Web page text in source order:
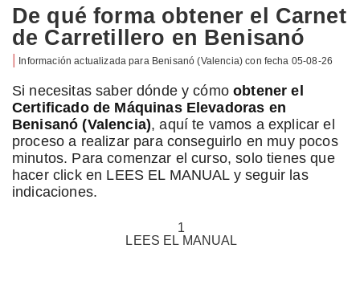
De qué forma obtener el Carnet
de Carretillero en Benisanó
| Información actualizada para Benisanó (Valencia) con fecha 05-08-26
Si necesitas saber dónde y cómoobtener el
Certificado de Máquinas Elevadoras en
Benisanó (Valencia), aquí te vamos a explicar el
proceso a realizar para conseguirlo en muy pocos
minutos. Para comenzar el curso, solo tienes que
hacer click en LEES EL MANUAL y seguir las
indicaciones.
1
LEES EL MANUAL